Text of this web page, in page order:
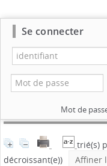
Nouvelle recherche
Documents
trié(s)
décroissant(e))
Affiner
Se connecter
Mot de